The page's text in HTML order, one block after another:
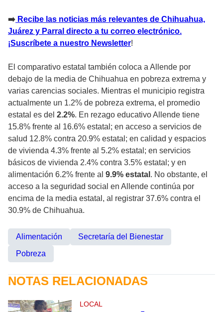
➡️ Recibe las noticias más relevantes de Chihuahua,
Juárez y Parral directo a tu correo electrónico.
¡Suscríbete a nuestro Newsletter!
El comparativo estatal también coloca a Allende por
debajo de la media de Chihuahua en pobreza extrema y
varias carencias sociales. Mientras el municipio registra
actualmente un 1.2% de pobreza extrema, el promedio
estatal es del 2.2%. En rezago educativo Allende tiene
15.8% frente al 16.6% estatal; en acceso a servicios de
salud 12.8% contra 20.9% estatal; en calidad y espacios
de vivienda 4.3% frente al 5.2% estatal; en servicios
básicos de vivienda 2.4% contra 3.5% estatal; y en
alimentación 6.2% frente al 9.9% estatal . No obstante, el
acceso a la seguridad social en Allende continúa por
encima de la media estatal, al registrar 37.6% contra el
30.9% de Chihuahua.
Alimentación
Secretaría del Bienestar
Pobreza
NOTAS RELACIONADAS
LOCAL